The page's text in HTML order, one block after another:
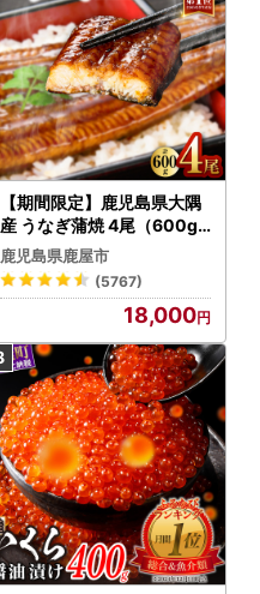
【期間限定】鹿児島県大隅
産 うなぎ蒲焼 4尾（600g
） KN007-004-04-cp18
うなぎ 鰻 魚 惣菜 総菜
鹿児島県鹿屋市
(5767)
18,000